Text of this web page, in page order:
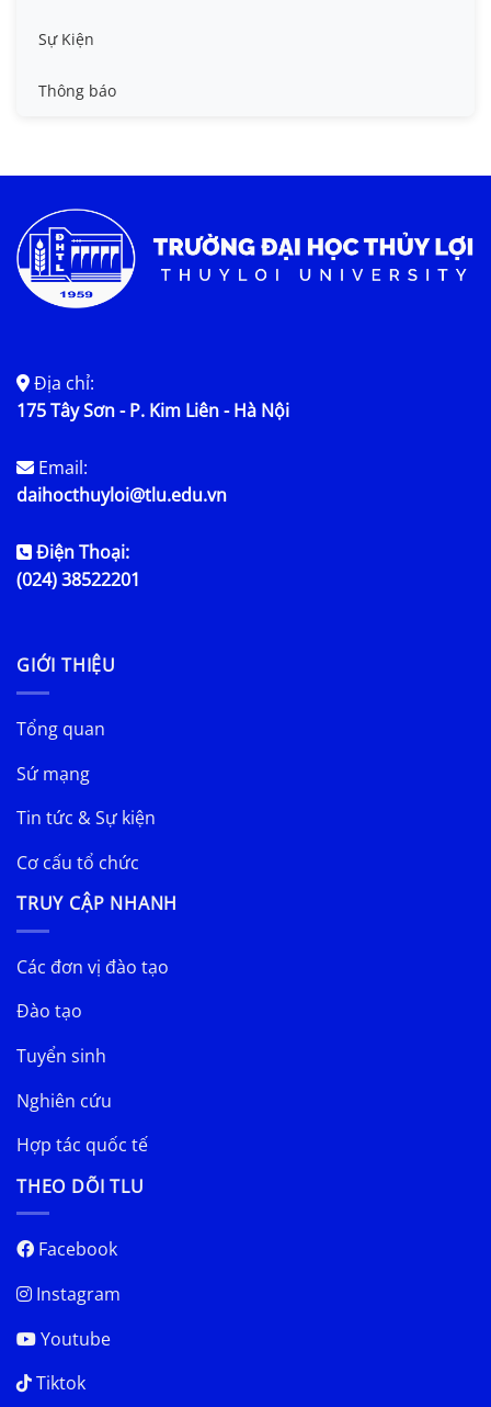
Tin công tác sinh viên
Tin đào tạo
Tin tức chung
Sự Kiện
Thông báo
Địa chỉ:
175 Tây Sơn - P. Kim Liên - Hà Nội
Email:
daihocthuyloi@tlu.edu.vn
Điện Thoại:
(024) 38522201
GIỚI THIỆU
Tổng quan
Sứ mạng
Tin tức & Sự kiện
Cơ cấu tổ chức
TRUY CẬP NHANH
Các đơn vị đào tạo
Đào tạo
Tuyển sinh
Nghiên cứu
Hợp tác quốc tế
THEO DÕI TLU
Facebook
Instagram
Youtube
Tiktok